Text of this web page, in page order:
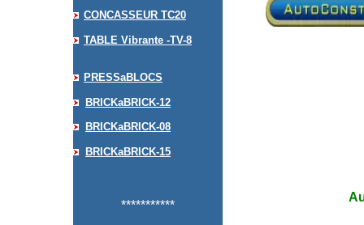
CONCASSEUR TC20
TABLE Vibrante -TV-8
PRESSaBLOCS
BRICKaBRICK-12
BRICKaBRICK-08
BRICKaBRICK-15
***********